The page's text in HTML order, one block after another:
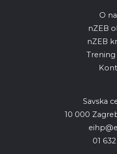
O
nZEB
nZEB
Savska
10 000
01